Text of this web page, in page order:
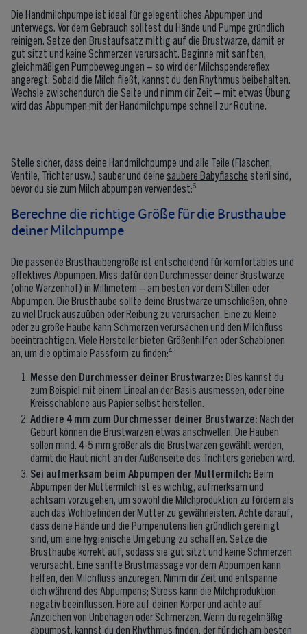
Die Handmilchpumpe ist ideal für gelegentliches Abpumpen und
unterwegs. Vor dem Gebrauch solltest du Hände und Pumpe gründlich
reinigen. Setze den Brustaufsatz mittig auf die Brustwarze, damit er
gut sitzt und keine Schmerzen verursacht. Beginne mit sanften,
gleichmäßigen Pumpbewegungen – so wird der Milchspendereflex
angeregt. Sobald die Milch fließt, kannst du den Rhythmus beibehalten.
Wechsle zwischendurch die Seite und nimm dir Zeit – mit etwas Übung
wird das Abpumpen mit der Handmilchpumpe schnell zur Routine.
Stelle sicher, dass deine Handmilchpumpe und alle Teile (Flaschen,
Ventile, Trichter usw.) sauber und deine saubere Babyflasche steril sind,
bevor du sie zum Milch abpumpen verwendest:6
Berechne die richtige Größe für die Brusthaube
deiner Milchpumpe
Die passende Brusthaubengröße ist entscheidend für komfortables und
effektives Abpumpen. Miss dafür den Durchmesser deiner Brustwarze
(ohne Warzenhof) in Millimetern – am besten vor dem Stillen oder
Abpumpen. Die Brusthaube sollte deine Brustwarze umschließen, ohne
zu viel Druck auszuüben oder Reibung zu verursachen. Eine zu kleine
oder zu große Haube kann Schmerzen verursachen und den Milchfluss
beeinträchtigen. Viele Hersteller bieten Größenhilfen oder Schablonen
an, um die optimale Passform zu finden:4
Messe den Durchmesser deiner Brustwarze: Dies kannst du
zum Beispiel mit einem Lineal an der Basis ausmessen, oder eine
Kreisschablone aus Papier selbst herstellen.
Addiere 4 mm zum Durchmesser deiner Brustwarze: Nach der
Geburt können die Brustwarzen etwas anschwellen. Die Hauben
sollen mind. 4-5 mm größer als die Brustwarzen gewählt werden,
damit die Haut nicht an der Außenseite des Trichters gerieben wird.
Sei aufmerksam beim Abpumpen der Muttermilch: Beim
Abpumpen der Muttermilch ist es wichtig, aufmerksam und
achtsam vorzugehen, um sowohl die Milchproduktion zu fördern als
auch das Wohlbefinden der Mutter zu gewährleisten. Achte darauf,
dass deine Hände und die Pumpenutensilien gründlich gereinigt
sind, um eine hygienische Umgebung zu schaffen. Setze die
Brusthaube korrekt auf, sodass sie gut sitzt und keine Schmerzen
verursacht. Eine sanfte Brustmassage vor dem Abpumpen kann
helfen, den Milchfluss anzuregen. Nimm dir Zeit und entspanne
dich während des Abpumpens; Stress kann die Milchproduktion
negativ beeinflussen. Höre auf deinen Körper und achte auf
Anzeichen von Unbehagen oder Schmerzen. Wenn du regelmäßig
abpumpst, kannst du den Rhythmus finden, der für dich am besten